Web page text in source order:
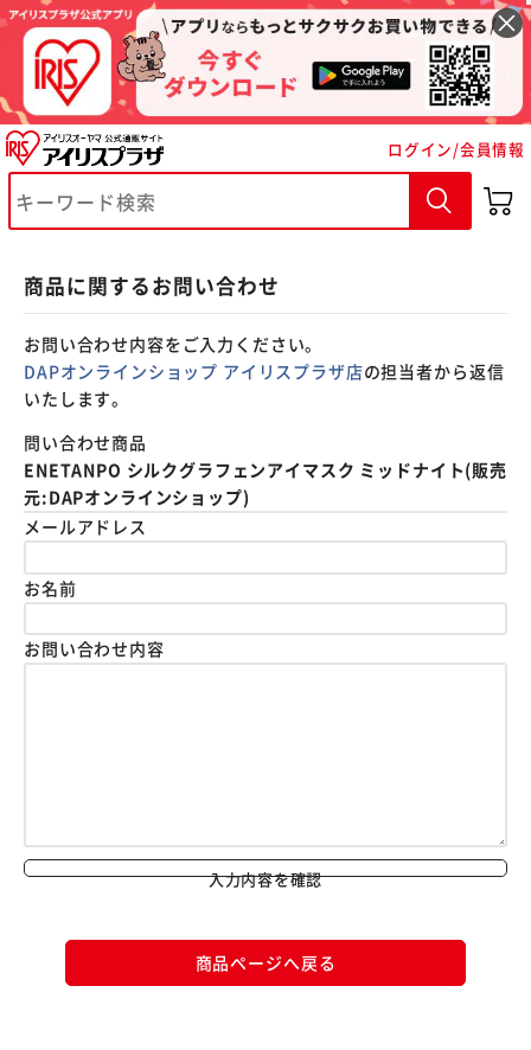
ログイン/会員情報
商品に関するお問い合わせ
お問い合わせ内容をご入力ください。
DAPオンラインショップ アイリスプラザ店の担当者から返信
いたします。
問い合わせ商品
ENETANPO シルクグラフェンアイマスク ミッドナイト(販売
元:DAPオンラインショップ)
メールアドレス
お名前
お問い合わせ内容
入力内容を確認
商品ページへ戻る
※ご確認ください